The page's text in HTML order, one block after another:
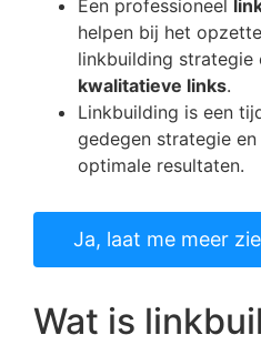
Een professioneel
helpen bij het
linkbuilding strategie
kwalitatieve links.
Linkbuilding is een
gedegen strategie
optimale resultaten.
Ja, laat me meer
Wat is